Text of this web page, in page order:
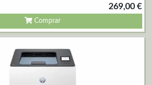
269,00 €
Comprar